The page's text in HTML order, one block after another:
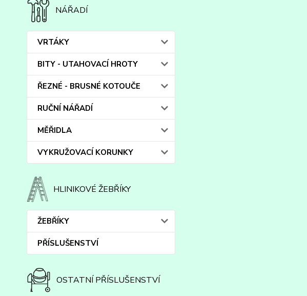
NÁŘADÍ
VRTÁKY
BITY - UTAHOVACÍ HROTY
ŘEZNÉ - BRUSNÉ KOTOUČE
RUČNÍ NÁŘADÍ
MĚŘIDLA
VYKRUŽOVACÍ KORUNKY
HLINIKOVÉ ŽEBŘÍKY
ŽEBŘÍKY
PŘÍSLUŠENSTVÍ
OSTATNÍ PŘÍSLUŠENSTVÍ